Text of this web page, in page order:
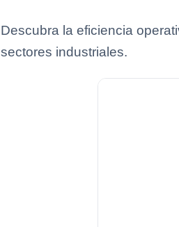
Descubra la eficiencia
sectores industriales.